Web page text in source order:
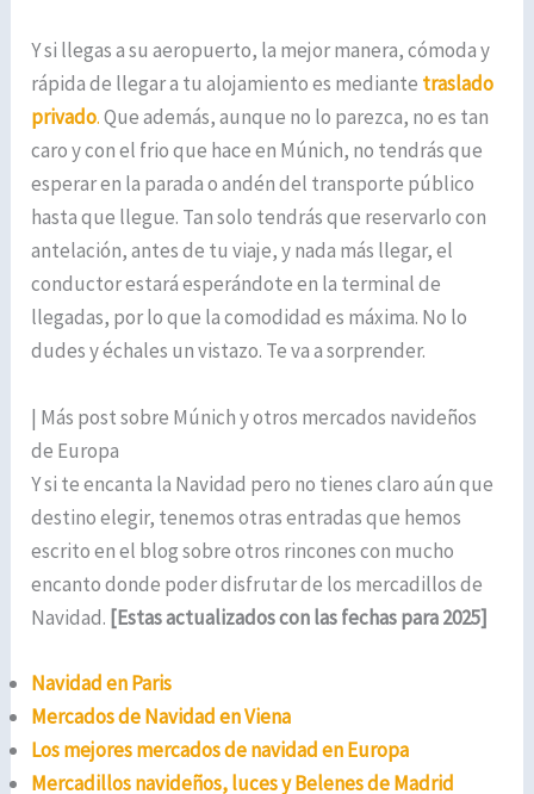
Y si llegas a su aeropuerto, la mejor manera, cómoda y
rápida de llegar a tu alojamiento es mediante traslado
privado.Que además, aunque no lo parezca, no es tan
caro y con el frio que hace en Múnich, no tendrás que
esperar en la parada o andén del transporte público
hasta que llegue. Tan solo tendrás que reservarlo con
antelación, antes de tu viaje, y nada más llegar, el
conductor estará esperándote en la terminal de
llegadas, por lo que la comodidad es máxima. No lo
dudes y échales un vistazo. Te va a sorprender.
| Más post sobre Múnich y otros mercados navideños
de Europa
Y si te encanta la Navidad pero no tienes claro aún que
destino elegir, tenemos otras entradas que hemos
escrito en el blog sobre otros rincones con mucho
encanto donde poder disfrutar de los mercadillos de
Navidad. [Estas actualizados con las fechas para 2025]
Navidad en Paris
Mercados de Navidad en Viena
Los mejores mercados de navidad en Europa
Mercadillos navideños, luces y Belenes de Madrid